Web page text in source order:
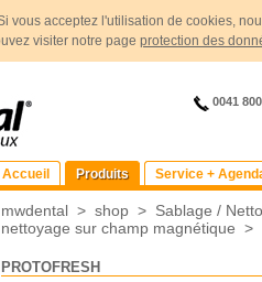
vous acceptez l'utilisation de cookies,
visiter notre page protection des
0041
Accueil Produits
Service +
mwdental > shop > Sablage /
nettoyage sur champ magnétique >
PROTOFRESH